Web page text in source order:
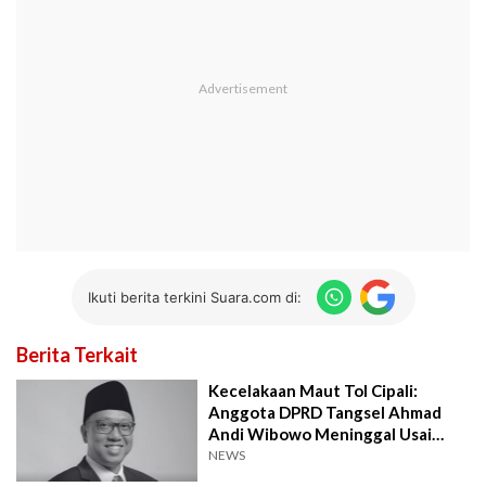
Ikuti berita terkini Suara.com di:
Berita Terkait
Kecelakaan Maut Tol Cipali:
Anggota DPRD Tangsel Ahmad
Andi Wibowo Meninggal Usai
Tabrak Truk
NEWS